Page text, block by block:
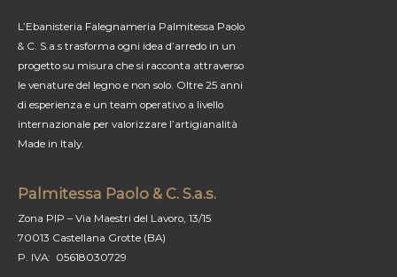
L’Ebanisteria Falegnameria Palmitessa Paolo
& C. S.a.s trasforma ogni idea d’arredo in un
progetto su misura che si racconta attraverso
le venature del legno e non solo. Oltre 25 anni
di esperienza e un team operativo a livello
internazionale per valorizzare l’artigianalità
Made in Italy.
Palmitessa Paolo & C. S.a.s.
Zona PIP – Via Maestri del Lavoro, 13/15
70013 Castellana Grotte (BA)
P. IVA: 05618030729